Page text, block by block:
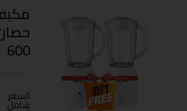
600
السعر
شامل